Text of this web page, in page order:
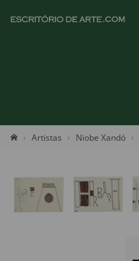
Artistas Niobe Xandó